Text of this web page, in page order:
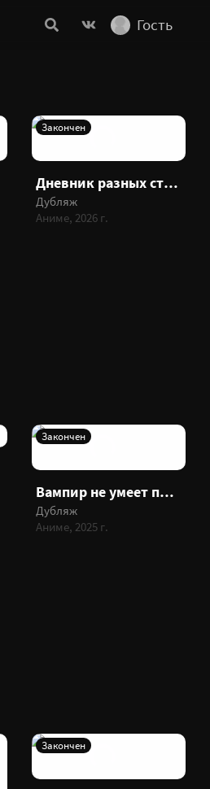
Гость
Закончен
Дневник разных стран
Дубляж
Аниме, 2026 г.
Закончен
Вампир не умеет правильно сосать
Дубляж
Аниме, 2025 г.
Закончен